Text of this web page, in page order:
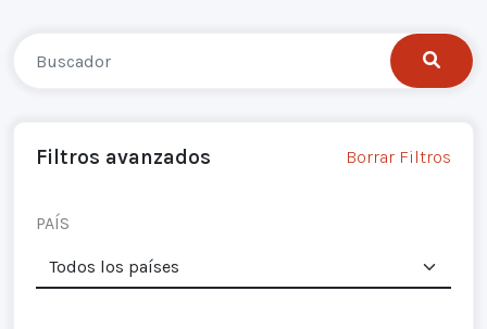
Filtros avanzados Borrar Filtros
PAÍS